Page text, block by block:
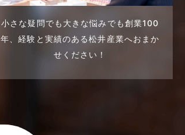
小さな疑問でも大きな悩みでも創業100
年、経験と実績のある松井産業へおまか
せください！